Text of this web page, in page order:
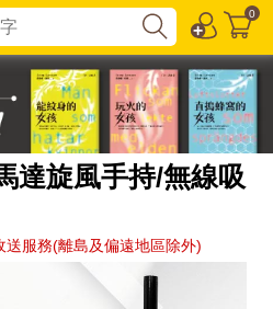
0
達旋風手持/無線吸
服務(離島及偏遠地區除外)